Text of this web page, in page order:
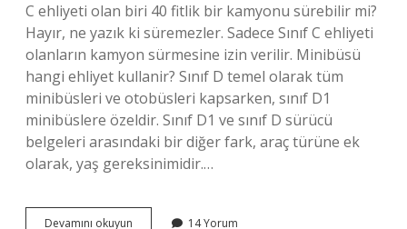
C ehliyeti olan biri 40 fitlik bir kamyonu sürebilir mi?
Hayır, ne yazık ki süremezler. Sadece Sınıf C ehliyeti
olanların kamyon sürmesine izin verilir. Minibüsü
hangi ehliyet kullanir? Sınıf D temel olarak tüm
minibüsleri ve otobüsleri kapsarken, sınıf D1
minibüslere özeldir. Sınıf D1 ve sınıf D sürücü
belgeleri arasındaki bir diğer fark, araç türüne ek
olarak, yaş gereksinimidir.…
Devamını okuyun 14 Yorum